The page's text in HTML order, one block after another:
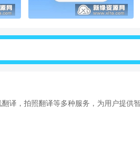
译，拍照翻译等多种服务，为用户提供